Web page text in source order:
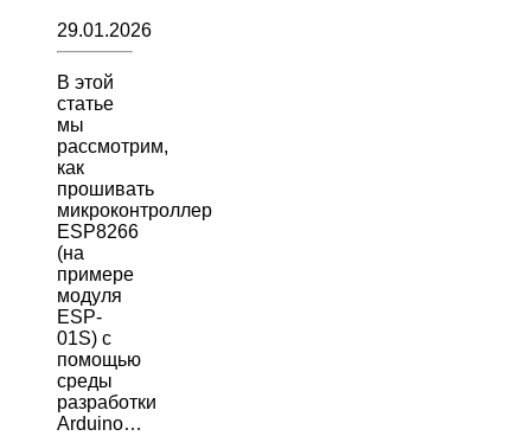
29.01.2026
В этой
статье
мы
рассмотрим,
как
прошивать
микроконтроллер
ESP8266
(на
примере
модуля
ESP-
01S) с
помощью
среды
разработки
Arduino…